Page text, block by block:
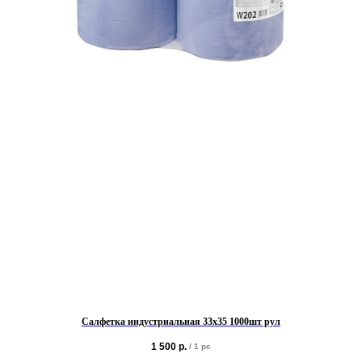
Салфетка индустриальная 33х35 1000шт рул
1 500 р. / 1 pc